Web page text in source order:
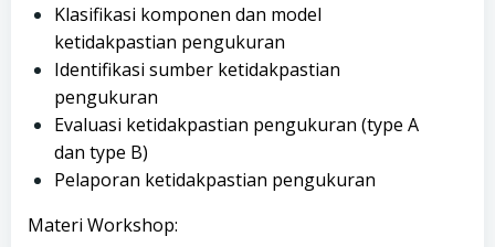
Klasifikasi komponen dan model
ketidakpastian pengukuran
Identifikasi sumber ketidakpastian
pengukuran
Evaluasi ketidakpastian pengukuran (type A
dan type B)
Pelaporan ketidakpastian pengukuran
Materi Workshop: